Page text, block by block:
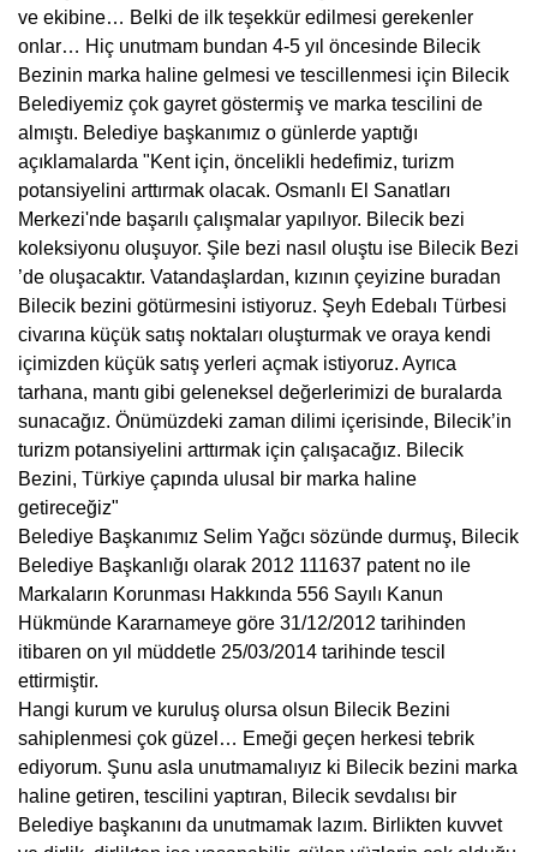
ve ekibine… Belki de ilk teşekkür edilmesi gerekenler
onlar… Hiç unutmam bundan 4-5 yıl öncesinde Bilecik
Bezinin marka haline gelmesi ve tescillenmesi için Bilecik
Belediyemiz çok gayret göstermiş ve marka tescilini de
almıştı. Belediye başkanımız o günlerde yaptığı
açıklamalarda "Kent için, öncelikli hedefimiz, turizm
potansiyelini arttırmak olacak. Osmanlı El Sanatları
Merkezi'nde başarılı çalışmalar yapılıyor. Bilecik bezi
koleksiyonu oluşuyor. Şile bezi nasıl oluştu ise Bilecik Bezi
’de oluşacaktır. Vatandaşlardan, kızının çeyizine buradan
Bilecik bezini götürmesini istiyoruz. Şeyh Edebalı Türbesi
civarına küçük satış noktaları oluşturmak ve oraya kendi
içimizden küçük satış yerleri açmak istiyoruz. Ayrıca
tarhana, mantı gibi geleneksel değerlerimizi de buralarda
sunacağız. Önümüzdeki zaman dilimi içerisinde, Bilecik’in
turizm potansiyelini arttırmak için çalışacağız. Bilecik
Bezini, Türkiye çapında ulusal bir marka haline
getireceğiz"
Belediye Başkanımız Selim Yağcı sözünde durmuş, Bilecik
Belediye Başkanlığı olarak 2012 111637 patent no ile
Markaların Korunması Hakkında 556 Sayılı Kanun
Hükmünde Kararnameye göre 31/12/2012 tarihinden
itibaren on yıl müddetle 25/03/2014 tarihinde tescil
ettirmiştir.
Hangi kurum ve kuruluş olursa olsun Bilecik Bezini
sahiplenmesi çok güzel… Emeği geçen herkesi tebrik
ediyorum. Şunu asla unutmamalıyız ki Bilecik bezini marka
haline getiren, tescilini yaptıran, Bilecik sevdalısı bir
Belediye başkanını da unutmamak lazım. Birlikten kuvvet